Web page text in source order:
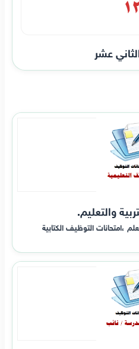
عشر
والتعليم.
،امتحانات التوظيف الكتابية